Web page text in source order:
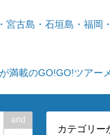
宮古島・石垣島・福岡
満載のGO!GO!ツアー
and
カテゴリー